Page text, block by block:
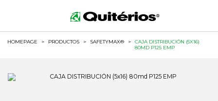
HOMEPAGE > PRODUCTOS > SAFETYMAX® >
CAJA DISTRIBUCIÓN (5X16)
80MD P125 EMP